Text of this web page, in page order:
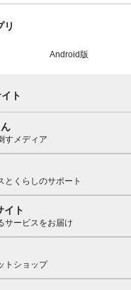
リ
Android版
ト
すメディア
とくらしのサポート
イト
サービスをお届け
トショップ